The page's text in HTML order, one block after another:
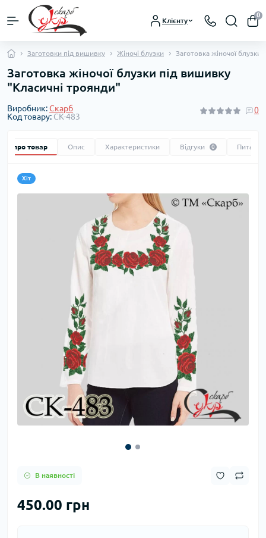
Клієнту
0
Заготовки під вишивку Жіночі блузки Заготовка жіночої
Заготовка жіночої блузки під вишивку
"Класичні троянди"
Виробник:Скарб
Код товару: СК-483
0
про товар Опис Характеристики Відгуки 0 Питання
Хіт
В наявності
450.00 грн